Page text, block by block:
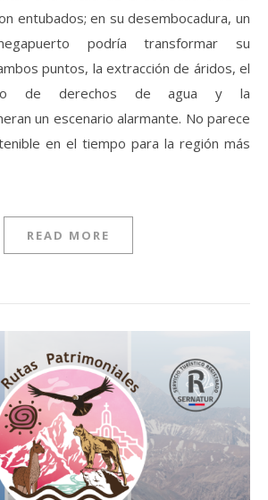
entubados; en su desembocadura, un
podría transformar su
puntos, la extracción de áridos, el
de derechos de agua y la
un escenario alarmante. No parece
en el tiempo para la región más
READ MORE